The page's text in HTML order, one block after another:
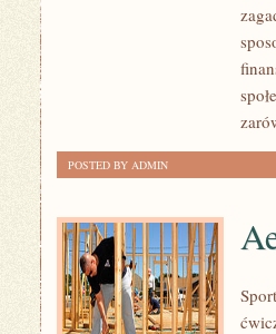
POSTED BY ADMIN